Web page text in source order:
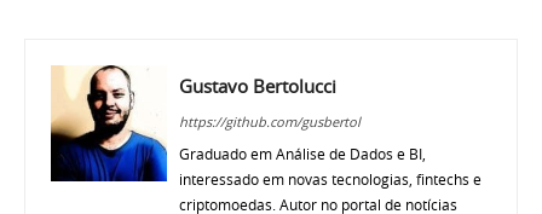
Gustavo Bertolucci
https://github.com/gusbertol
Graduado em Análise de Dados e BI,
interessado em novas tecnologias, fintechs e
criptomoedas. Autor no portal de notícias